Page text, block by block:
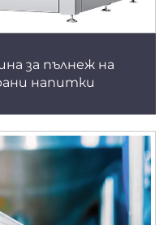
за пълнеж на
напитки